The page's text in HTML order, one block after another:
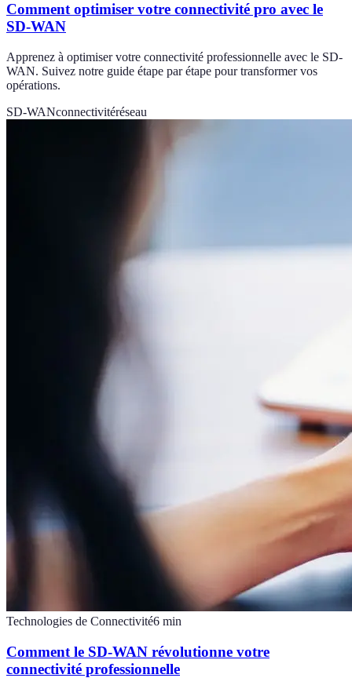
Comment optimiser votre connectivité pro avec le
SD-WAN
Apprenez à optimiser votre connectivité professionnelle avec le SD-
WAN. Suivez notre guide étape par étape pour transformer vos
opérations.
SD-WANconnectivitéréseau
Technologies de Connectivité6 min
Comment le SD-WAN révolutionne votre
connectivité professionnelle